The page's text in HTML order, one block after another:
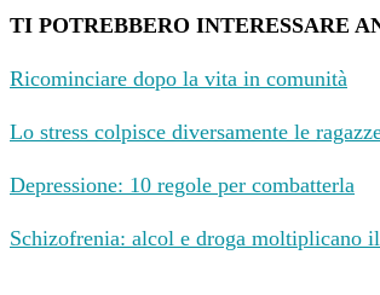
TI POTREBBERO INTERESSARE
Ricominciare dopo la vita in comunità
Lo stress colpisce diversamente le
Depressione: 10 regole per combatterla
Schizofrenia: alcol e droga moltiplicano